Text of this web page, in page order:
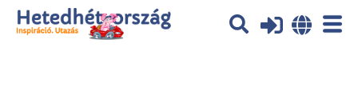
Az oldal sütiket (cookies) használ. További tájékoztatás itt:
Adatvédelmi tájékoztató